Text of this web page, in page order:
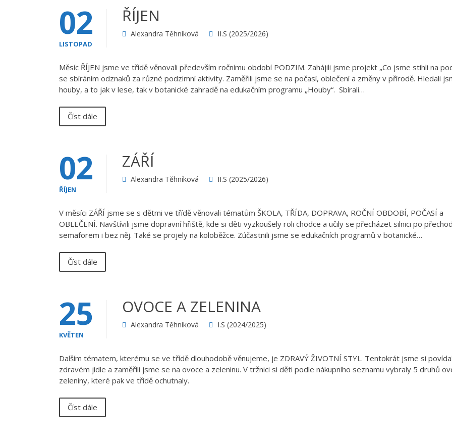
02
LISTOPAD
ŘÍJEN
Alexandra Těhníková II.S (2025/2026)
Měsíc ŘÍJEN jsme ve třídě věnovali především ročnímu období PODZIM. Zahájili jsme projekt „Co jsme stihli na
se sbíráním odznaků za různé podzimní aktivity. Zaměřili jsme se na počasí, oblečení a změny v přírodě. Hledali
houby, a to jak v lese, tak v botanické zahradě na edukačním programu „Houby“. Sbírali…
Číst dále
02
ŘÍJEN
ZÁŘÍ
Alexandra Těhníková II.S (2025/2026)
V měsíci ZÁŘÍ jsme se s dětmi ve třídě věnovali tématům ŠKOLA, TŘÍDA, DOPRAVA, ROČNÍ OBDOBÍ, POČASÍ a
OBLEČENÍ. Navštívili jsme dopravní hřiště, kde si děti vyzkoušely roli chodce a učily se přecházet silnici po
semaforem i bez něj. Také se projely na koloběžce. Zúčastnili jsme se edukačních programů v botanické…
Číst dále
25
KVĚTEN
OVOCE A ZELENINA
Alexandra Těhníková I.S (2024/2025)
Dalším tématem, kterému se ve třídě dlouhodobě věnujeme, je ZDRAVÝ ŽIVOTNÍ STYL. Tentokrát jsme si
zdravém jídle a zaměřili jsme se na ovoce a zeleninu. V tržnici si děti podle nákupního seznamu vybraly 5 druhů
zeleniny, které pak ve třídě ochutnaly.
Číst dále